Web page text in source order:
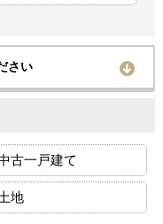
さい
古一戸建て
地